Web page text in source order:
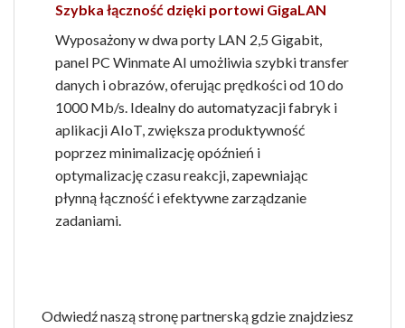
Szybka łączność dzięki portowi GigaLAN
Wyposażony w dwa porty LAN 2,5 Gigabit,
panel PC Winmate AI umożliwia szybki transfer
danych i obrazów, oferując prędkości od 10 do
1000 Mb/s. Idealny do automatyzacji fabryk i
aplikacji AIoT, zwiększa produktywność
poprzez minimalizację opóźnień i
optymalizację czasu reakcji, zapewniając
płynną łączność i efektywne zarządzanie
zadaniami.
Odwiedź naszą stronę partnerską gdzie znajdziesz